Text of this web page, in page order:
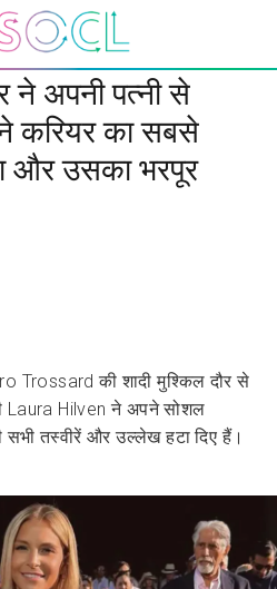
अपनी पत्नी से
करियर का सबसे
और उसका भरपूर
Trossard की शादी मुश्किल दौर से
Laura Hilven ने अपने सोशल
सभी तस्वीरें और उल्लेख हटा दिए हैं।